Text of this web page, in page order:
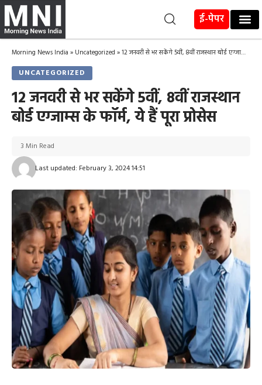
ई-पेपर
Morning News India » Uncategorized »12 जनवरी से भर सकेंगे 5वीं, 8वीं राजस्थान बोर्ड एग्जाम्स के फॉर्म, ये हैं पूरा प्रोसेस
UNCATEGORIZED
12 जनवरी से भर सकेंगे 5वीं, 8वीं राजस्थान
बोर्ड एग्जाम्स के फॉर्म, ये हैं पूरा प्रोसेस
Last updated: February 3, 2024 14:51
3 Min Read